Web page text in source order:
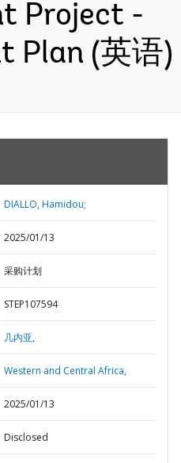
Project -
Plan (英语)
DIALLO, Hamidou;
2025/01/13
采购计划
STEP107594
几内亚,
Western and Central Africa,
2025/01/13
Disclosed